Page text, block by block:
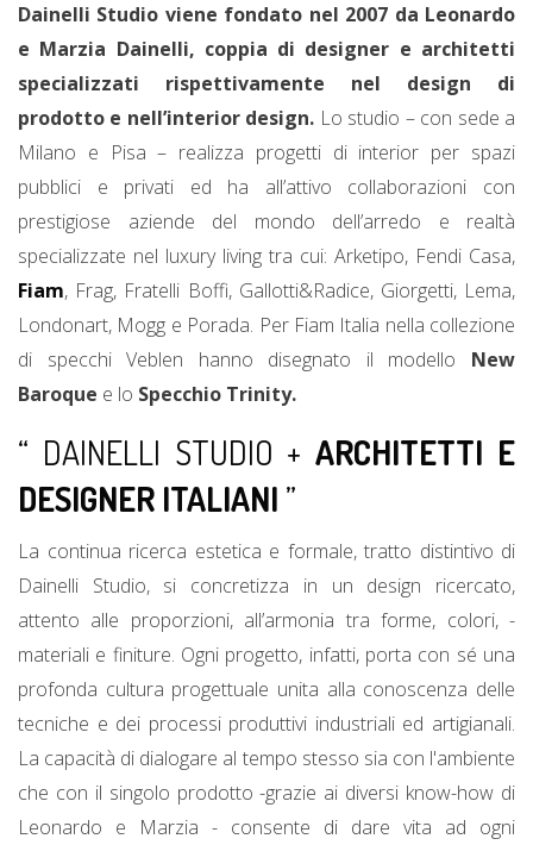
Dainelli Studio viene fondato nel 2007 da Leonardo
e Marzia Dainelli, coppia di designer e architetti
specializzati rispettivamente nel design di
prodotto e nell’interior design. Lo studio – con sede a
Milano e Pisa – realizza progetti di interior per spazi
pubblici e privati ed ha all’attivo collaborazioni con
prestigiose aziende del mondo dell’arredo e realtà
specializzate nel luxury living tra cui: Arketipo, Fendi Casa,
Fiam, Frag, Fratelli Boffi, Gallotti&Radice, Giorgetti, Lema,
Londonart, Mogg e Porada. Per Fiam Italia nella collezione
di specchi Veblen hanno disegnato il modello New
Baroque e lo Specchio Trinity.
“ DAINELLI STUDIO +ARCHITETTI E
DESIGNER ITALIANI ”
La continua ricerca estetica e formale, tratto distintivo di
Dainelli Studio, si concretizza in un design ricercato,
attento alle proporzioni, all’armonia tra forme, colori, ­­­­­
materiali e finiture. Ogni progetto, infatti, porta con sé una
profonda cultura progettuale unita alla conoscenza delle
tecniche e dei processi produttivi industriali ed artigianali.
La capacità di dialogare al tempo stesso sia con l'ambiente
che con il singolo prodotto -grazie ai diversi know-how di
Leonardo e Marzia - consente di dare vita ad ogni